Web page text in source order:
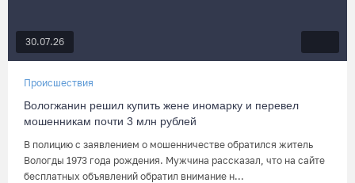
30.07.26
Происшествия
Вологжанин решил купить жене иномарку и перевел
мошенникам почти 3 млн рублей
В полицию с заявлением о мошенничестве обратился житель
Вологды 1973 года рождения. Мужчина рассказал, что на сайте
бесплатных объявлений обратил внимание н...